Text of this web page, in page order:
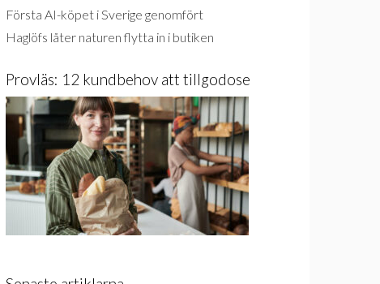
Första AI-köpet i Sverige genomfört
Haglöfs låter naturen flytta in i butiken
Provläs: 12 kundbehov att tillgodose